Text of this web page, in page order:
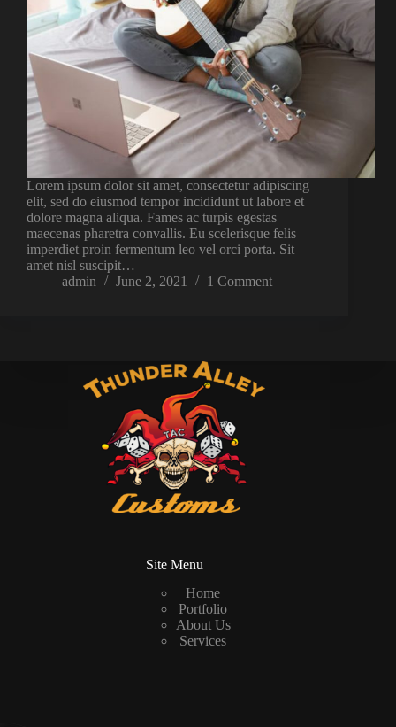
Lorem ipsum dolor sit amet, consectetur adipiscing
elit, sed do eiusmod tempor incididunt ut labore et
dolore magna aliqua. Fames ac turpis egestas
maecenas pharetra convallis. Eu scelerisque felis
imperdiet proin fermentum leo vel orci porta. Sit
amet nisl suscipit…
admin
June 2, 2021 1 Comment
Site Menu
Home
Portfolio
About Us
Services